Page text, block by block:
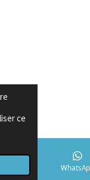
ce